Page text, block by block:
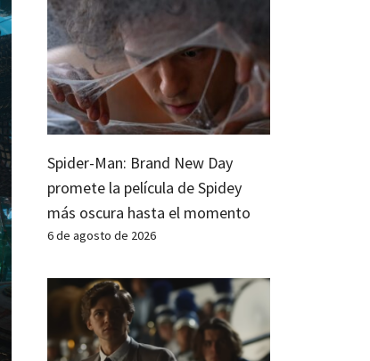
Spider-Man: Brand New Day
promete la película de Spidey
más oscura hasta el momento
6 de agosto de 2026